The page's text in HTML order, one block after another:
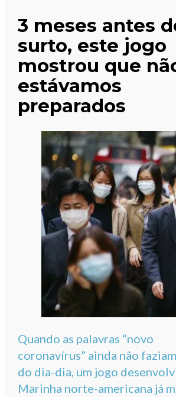
3 meses antes
surto, este jogo
mostrou que
estávamos
preparados
Quando as palavras “novo
coronavírus” ainda não
do dia-dia, um jogo
Marinha norte-americana já